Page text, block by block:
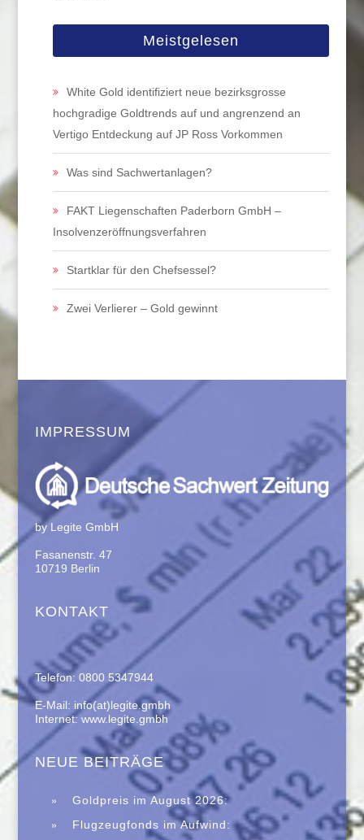
Meistgelesen
White Gold identifiziert neue bezirksgrosse
hochgradige Goldtrends auf und angrenzend an
Vertigo Entdeckung auf JP Ross Vorkommen
Was sind Sachwertanlagen?
FAKT Liegenschaften Paderborn GmbH –
Insolvenzeröffnungsverfahren
Startklar für den Chefsessel?
Zwei Verlierer – Gold gewinnt
IMPRESSUM
by Legite GmbH
Fasanenstr. 47
10719 Berlin
KONTAKT
Telefon: 0800 5347944
E-Mail: info(at)legite.gmbh
Internet: www.legite.gmbh
NEUE BEITRÄGE
Goldpreis im August 2026:
Saisonalität spricht für eine Erholung –
Historische Daten machen Anlegern
Flugzeugfonds im Aufwind: